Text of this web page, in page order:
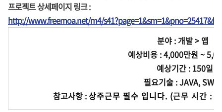
프로젝트 상세페이지 링크 :
http://www.freemoa.net/m4/
분야 : 개발 > 앱
예상비용 : 4,000만원 ~
예상기간 : 150일
필요기술 : JAVA,
참고사항 :상주근무 필수 입니다. (근무 시간 :